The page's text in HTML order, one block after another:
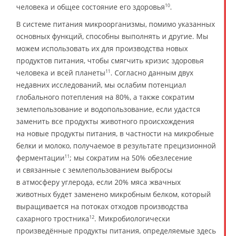
человека и общее состояние его здоровья10.
В системе питания микроорганизмы, помимо указанных
основных функций, способны выполнять и другие. Мы
можем использовать их для производства новых
продуктов питания, чтобы смягчить кризис здоровья
человека и всей планеты11. Согласно данным двух
недавних исследований, мы ослабим потенциал
глобального потепления на 80%, а также сократим
землепользование и водопользование, если удастся
заменить все продукты животного происхождения
на новые продукты питания, в частности на микробные
белки и молоко, получаемое в результате прецизионной
ферментации11; мы сократим на 50% обезлесение
и связанные с землепользованием выбросы
в атмосферу углерода, если 20% мяса жвачных
животных будет заменено микробным белком, который
выращивается на потоках отходов производства
сахарного тростника12. Микробиологически
произведённые продукты питания, определяемые здесь